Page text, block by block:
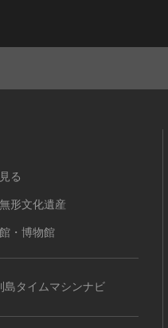
る
形文化遺産
・博物館
島タイムマシンナビ